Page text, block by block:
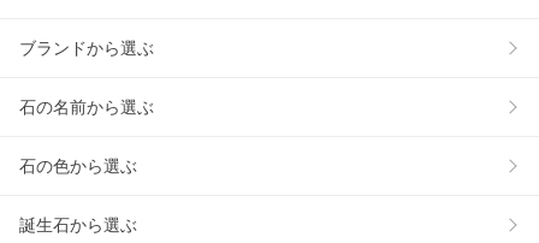
ブランドから選ぶ
石の名前から選ぶ
石の色から選ぶ
誕生石から選ぶ